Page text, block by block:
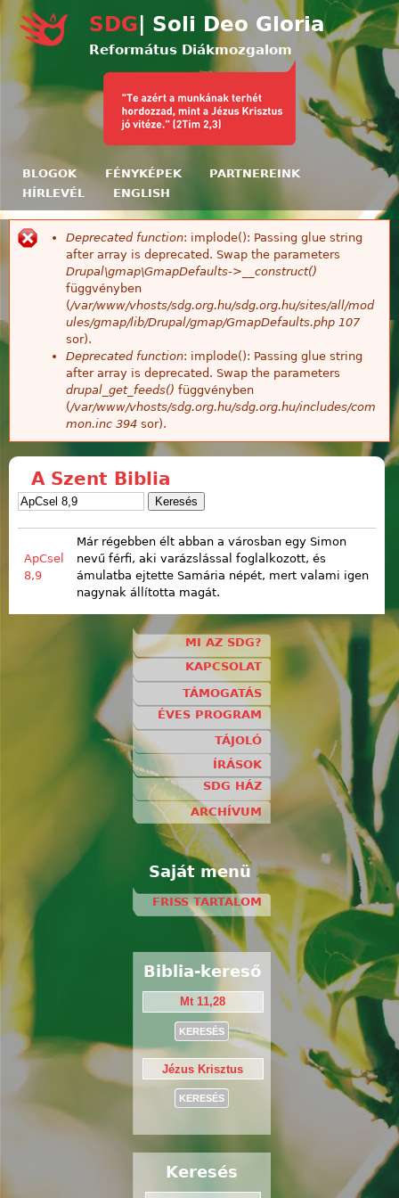
Ugrás a tartalomra
SDG | Soli Deo Gloria
Református Diákmozgalom
BLOGOK FÉNYKÉPEK
PARTNEREINK
HÍRLEVÉL
ENGLISH
Hibaüzenet
Deprecated function: implode(): Passing glue string
after array is deprecated. Swap the parameters
Drupal\gmap\GmapDefaults->__construct()
függvényben
(/var/www/vhosts/sdg.org.hu/sdg.org.hu/sites/all/mod
ules/gmap/lib/Drupal/gmap/GmapDefaults.php 107
sor).
Deprecated function: implode(): Passing glue string
after array is deprecated. Swap the parameters
drupal_get_feeds() függvényben
(/var/www/vhosts/sdg.org.hu/sdg.org.hu/includes/com
mon.inc 394 sor).
A Szent Biblia
ApCsel
8,9
Már régebben élt abban a városban egy Simon
nevű férfi, aki varázslással foglalkozott, és
ámulatba ejtette Samária népét, mert valami igen
nagynak állította magát.
MI AZ SDG?
KAPCSOLAT
TÁMOGATÁS
ÉVES PROGRAM
TÁJOLÓ
ÍRÁSOK
SDG HÁZ
ARCHÍVUM
Saját menü
FRISS TARTALOM
Biblia-kereső
Keresés